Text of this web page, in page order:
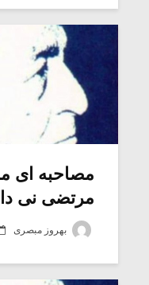
مصاحبه ای
مرتضی نی
بهروز مبصری